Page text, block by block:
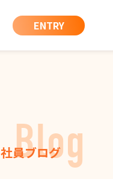
ENTRY
Blog
社員ブログ